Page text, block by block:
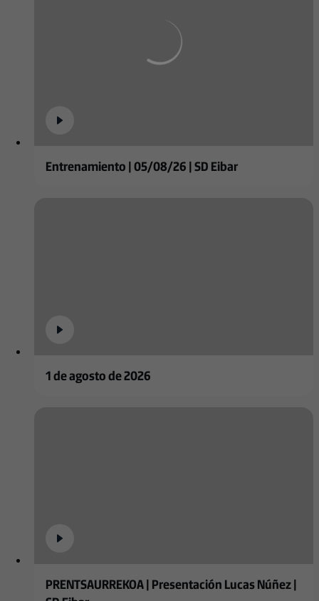
Entrenamiento | 05/08/26 | SD Eibar
1 de agosto de 2026
PRENTSAURREKOA | Presentación Lucas Núñez |